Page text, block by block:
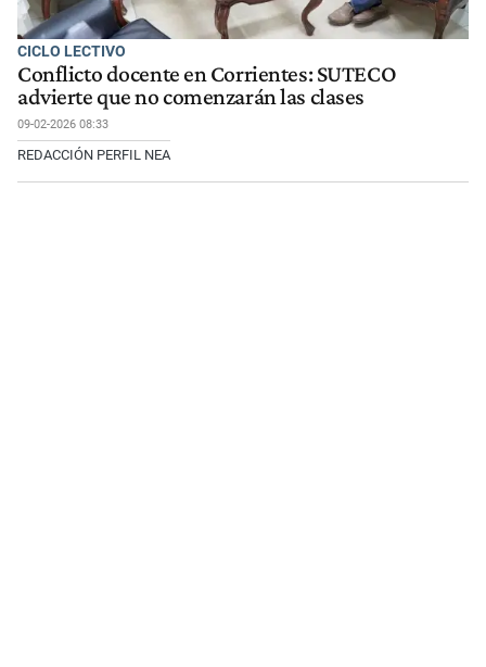
CICLO LECTIVO
Conflicto docente en Corrientes: SUTECO
advierte que no comenzarán las clases
09-02-2026 08:33
REDACCIÓN PERFIL NEA